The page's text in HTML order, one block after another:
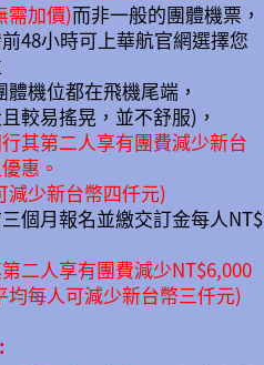
需加價)而非一般的團體機票，
48小時可上華航官網選擇您
機位都在飛機尾端，
較易搖晃，並不舒服)，
其第二人享有團費減少新台
惠。
減少新台幣四仟元)
個月報名並繳交訂金每人NT$
二人享有團費減少NT$6,000
均每人可減少新台幣三仟元)